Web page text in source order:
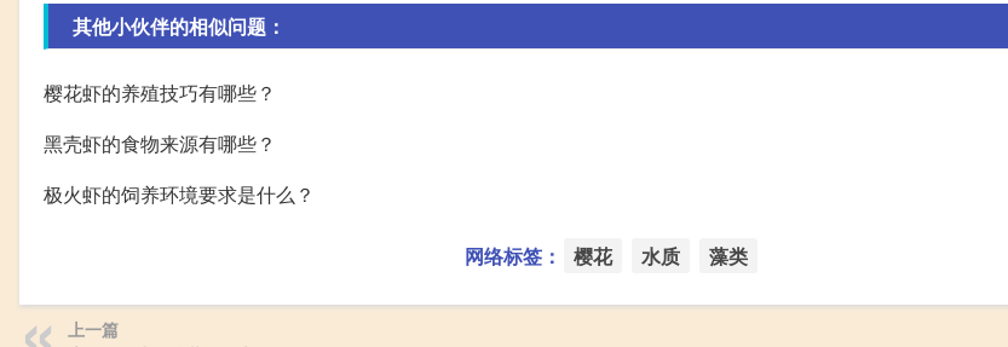
其他小伙伴的相似问题：
樱花虾的养殖技巧有哪些？
黑壳虾的食物来源有哪些？
极火虾的饲养环境要求是什么？
网络标签： 樱花 水质 藻类
上一篇